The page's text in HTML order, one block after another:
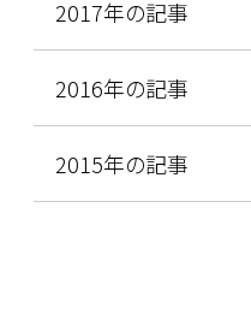
2017年の記事
2016年の記事
2015年の記事